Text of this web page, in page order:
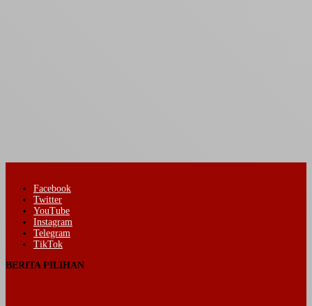
Facebook
Twitter
YouTube
Instagram
Telegram
TikTok
BERITA PILIHAN